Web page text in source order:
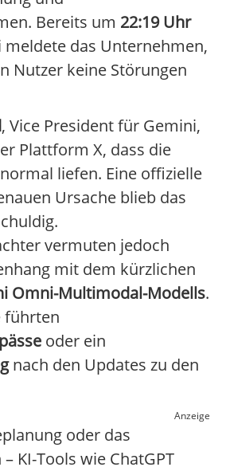
Bereits um 22:19 Uhr
meldete das Unternehmen,
Nutzer keine Störungen
, Vice President für Gemini,
Plattform X, dass die
liefen. Eine offizielle
Ursache blieb das
vermuten jedoch
mit dem kürzlichen
Omni-Multimodal-Modells.
führten
oder ein
nach den Updates zu den
Anzeige
oder das
KI-Tools wie ChatGPT